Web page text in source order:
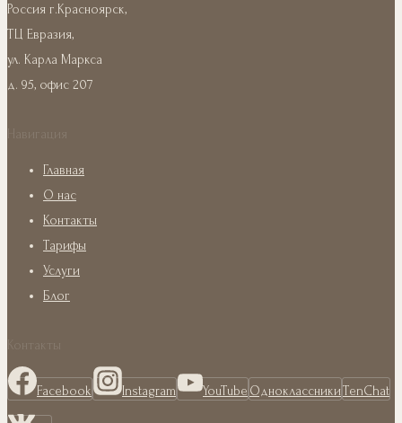
Россия г.Красноярск,
ТЦ Евразия,
ул. Карла Маркса
д. 95, офис 207
Навигация
Главная
О нас
Контакты
Тарифы
Услуги
Блог
Контакты
Facebook Instagram YouTube ОдноклассникиTenChat